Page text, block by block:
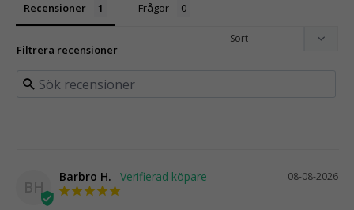
Recensioner Frågor
Filtrera recensioner
BH
08-08-2026
Barbro H.